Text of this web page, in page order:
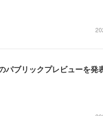
パブリックプレビューを発